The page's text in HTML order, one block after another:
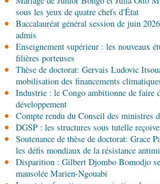
PolitiqueVie des institutions :
Pierre Oba jettent les bases
fructueuse
06-08-2026 08:30
Afrique-Monde
l'ONU cachent la guerre
contrôle des ressources
05-08-2026 22:10
Économie
Noire pour la valorisation des
non ligneux
05-08-2026 17:32
SportHandball: le tournoi de
sous les yeux de quatre chefs d'État
Baccalauréat général session de juin
admis
Enseignement supérieur : les nouveaux
filières porteuses
Thèse de doctorat: Gervais Ludovic
mobilisation des financements
Industrie : le Congo ambitionne de faire
développement
Compte rendu du Conseil des ministres
DGSP : les structures sous tutelle
Soutenance de thèse de doctorat: Grace
les défis mondiaux de la résistance
Disparition : Gilbert Djombo Bomodjo
mausolée Marien-Ngouabi